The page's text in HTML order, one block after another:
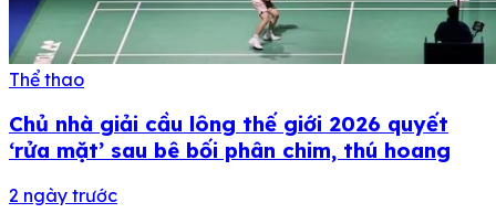
Thể thao
Chủ nhà giải cầu lông thế giới 2026 quyết
‘rửa mặt’ sau bê bối phân chim, thú hoang
2 ngày trước